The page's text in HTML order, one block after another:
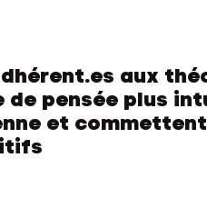
aux
de pensée plus
et